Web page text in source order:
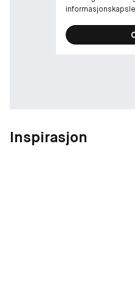
Inspirasjon